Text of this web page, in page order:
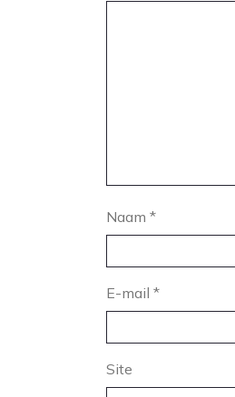
Naam *
E-mail *
Site